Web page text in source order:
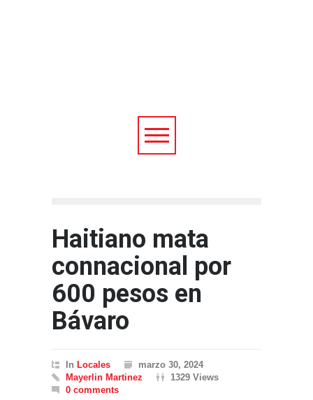
Haitiano mata
connacional por
600 pesos en
Bávaro
In Locales
marzo 30, 2024
Mayerlin Martinez
1329 Views
0 comments